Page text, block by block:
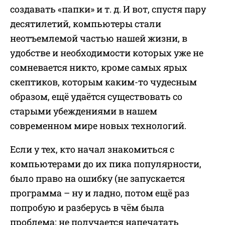
создавать «папки» и т. д. И вот, спустя пару
десятилетий, компьютеры стали
неотъемлемой частью нашей жизни, в
удобстве и необходимости которых уже не
сомневается никто, кроме самых ярых
скептиков, которым каким-то чудесным
образом, ещё удаётся существовать со
старыми убеждениями в нашем
современном мире новых технологий.
Если у тех, кто начал знакомиться с
компьютерами до их пика популярности,
было право на ошибку (не запускается
программа – ну и ладно, потом ещё раз
попробую и разберусь в чём была
проблема; не получается напечатать